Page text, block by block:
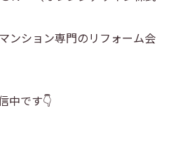
ンション専門のリフォーム会
中です👇